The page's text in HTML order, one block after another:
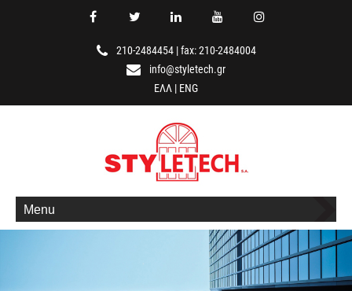
210-2484454|fax: 210-2484004
info@styletech.gr
ΕΛΛ | ENG
Menu